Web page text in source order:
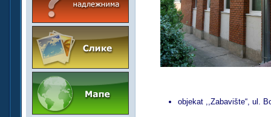
objekat ,,Zabavište“, ul.